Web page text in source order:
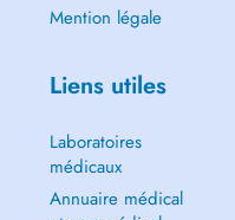
Mention légale
Liens utiles
Laboratoires
médicaux
Annuaire médical